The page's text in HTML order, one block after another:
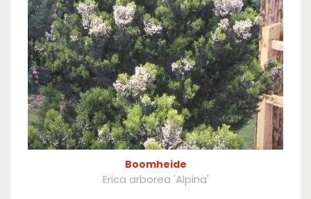
Boomheide
Erica arborea 'Alpina'